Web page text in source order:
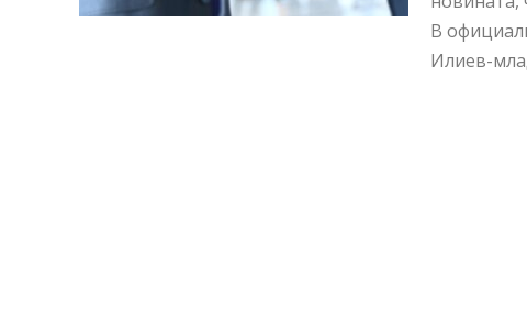
В
Илиев-